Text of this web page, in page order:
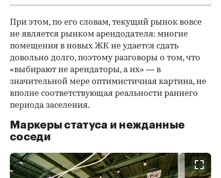
При этом, по его словам, текущий рынок вовсе
не является рынком арендодателя: многие
помещения в новых ЖК не удается сдать
довольно долго, поэтому разговоры о том, что
«выбирают не арендаторы, а их» — в
значительной мере оптимистичная картина, не
вполне соответствующая реальности раннего
периода заселения.
Маркеры статуса и нежданные
соседи